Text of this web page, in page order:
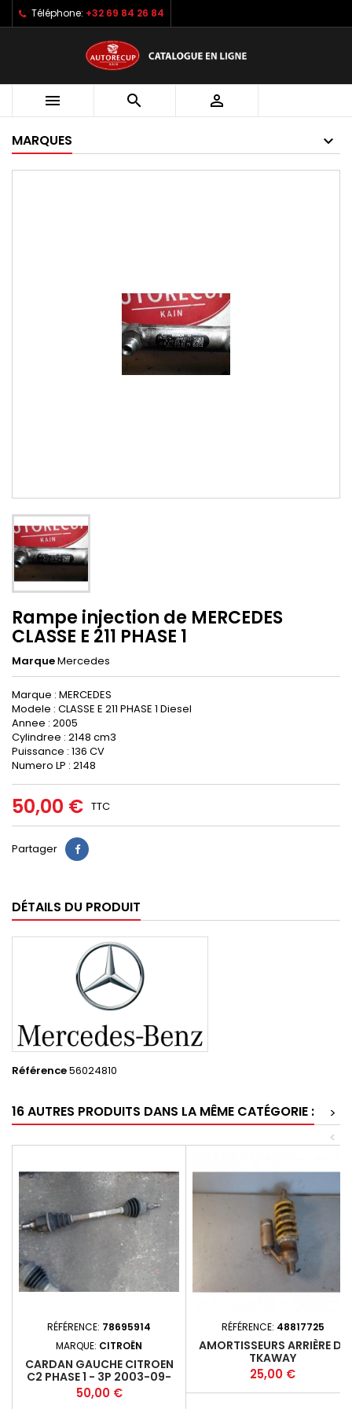
Téléphone: +32 69 84 26 84
  
MARQUES
Rampe injection de MERCEDES
CLASSE E 211 PHASE 1
MarqueMercedes
Marque : MERCEDES
Modele : CLASSE E 211 PHASE 1 Diesel
Annee : 2005
Cylindree : 2148 cm3
Puissance : 136 CV
Numero LP : 2148
50,00 € TTC
Partager
DÉTAILS DU PRODUIT
Référence56024810
16 AUTRES PRODUITS DANS LA MÊME CATÉGORIE :
>
<
RÉFÉRENCE: 78695914
MARQUE: CITROËN
CARDAN GAUCHE CITROEN
C2 PHASE 1 - 3P 2003-09-
2008-10 1.4HDI 70 (50KW) *
Prix
50,00 €
RÉFÉRENCE: 48817725
AMORTISSEURS ARRIÈRE DE
TKAWAY
Prix
25,00 €